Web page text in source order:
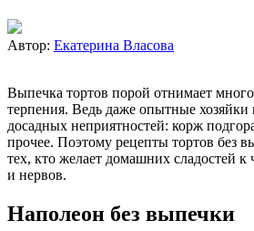
Автор: Екатерина Власова
Выпечка тортов порой отнимает
терпения. Ведь даже опытные хозяйки
досадных неприятностей: корж
прочее. Поэтому рецепты тортов без
тех, кто желает домашних сладостей
и нервов.
Наполеон без выпечки